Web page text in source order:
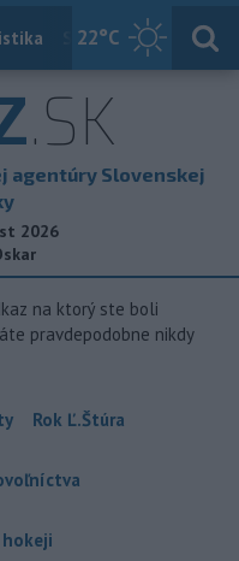
22°C
Slovensko
.SK
agentúry Slovenskej
2026
na ktorý ste boli
pravdepodobne nikdy
Rok Ľ.Štúra
hokeji